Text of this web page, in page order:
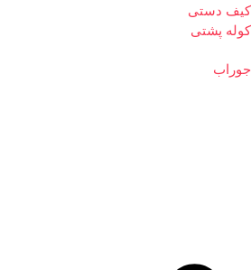
کیف دستی
کوله پشتی
جوراب